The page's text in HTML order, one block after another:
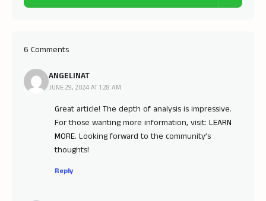
6 Comments
ANGELINAT
JUNE 29, 2024 AT 1:28 AM
Great article! The depth of analysis is impressive.
For those wanting more information, visit: LEARN
MORE. Looking forward to the community’s
thoughts!
Reply